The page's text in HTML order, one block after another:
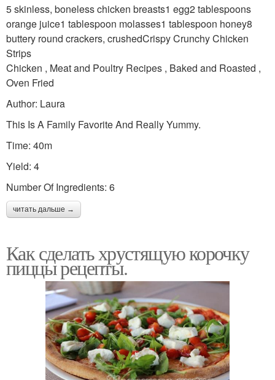
5 skinless, boneless chicken breasts1 egg2 tablespoons
orange juice1 tablespoon molasses1 tablespoon honey8
buttery round crackers, crushedCrispy Crunchy Chicken
Strips
Chicken , Meat and Poultry Recipes , Baked and Roasted ,
Oven Fried
Author: Laura
This Is A Family Favorite And Really Yummy.
Time: 40m
Yield: 4
Number Of Ingredients: 6
читать дальше →
Как сделать хрустящую корочку
пиццы рецепты.